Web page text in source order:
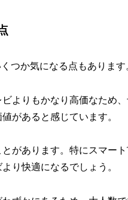
つか気になる点もあります
よりもかなり高価なため
があると感じています。
があります。特にスマー
り快適になるでしょう。